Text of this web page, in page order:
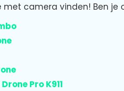
met camera vinden! Ben je
Pro K911